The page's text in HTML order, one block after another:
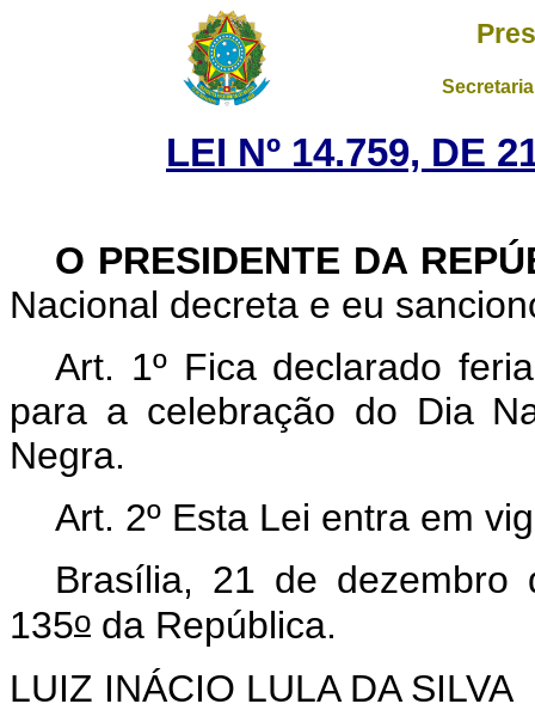
LEI Nº 14.759, DE
O PRESIDENTE DA
Nacional decreta e eu
Art. 1º Fica declarado
para a celebração do Dia
Negra.
Art. 2º Esta Lei entra em
Brasília, 21 de dezembro
135o da República.
LUIZ INÁCIO LULA DA SILVA